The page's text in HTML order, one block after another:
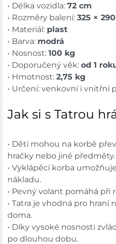
• Délka vozidla: 72 cm
• Rozměry balení: 325 ×
• Materiál: plast
• Barva: modrá
• Nosnost: 100 kg
• Doporučený věk: od 1
• Hmotnost: 2,75 kg
• Určení: venkovní i vnitřní
Jak si s Tatrou
• Děti mohou na korbě
hračky nebo jiné předměty.
• Vyklápěcí korba
nákladu.
• Pevný volant pomáhá při
• Tatra je vhodná pro hraní
doma.
• Díky vysoké nosnosti
po dlouhou dobu.